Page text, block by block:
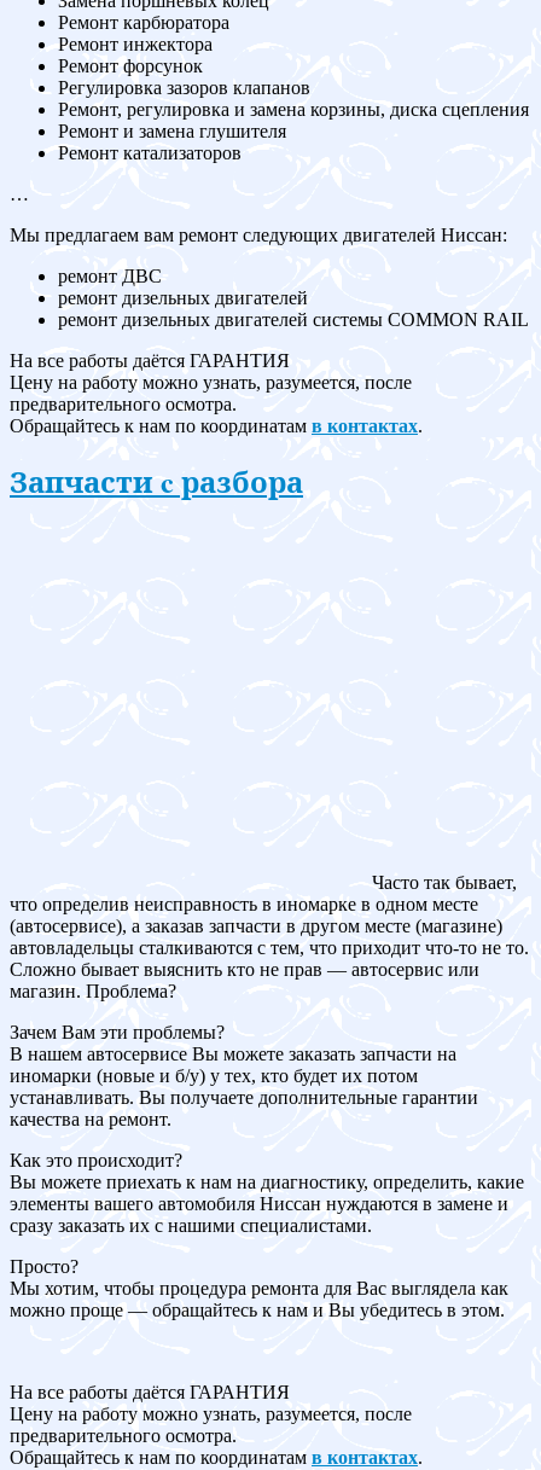
Ремонт карбюратора
Ремонт инжектора
Ремонт форсунок
Регулировка зазоров клапанов
Ремонт, регулировка и замена корзины, диска сцепления
Ремонт и замена глушителя
Ремонт катализаторов
…
Мы предлагаем вам ремонт следующих двигателей Ниссан:
ремонт ДВС
ремонт дизельных двигателей
ремонт дизельных двигателей системы COMMON RAIL
На все работы даётся ГАРАНТИЯ
Цену на работу можно узнать, разумеется, после
предварительного осмотра.
Обращайтесь к нам по координатам в контактах.
Запчасти c разбора
Часто так бывает,
что определив неисправность в иномарке в одном месте
(автосервисе), а заказав запчасти в другом месте (магазине)
автовладельцы сталкиваются с тем, что приходит что-то не то.
Сложно бывает выяснить кто не прав — автосервис или
магазин. Проблема?
Зачем Вам эти проблемы?
В нашем автосервисе Вы можете заказать запчасти на
иномарки (новые и б/у) у тех, кто будет их потом
устанавливать. Вы получаете дополнительные гарантии
качества на ремонт.
Как это происходит?
Вы можете приехать к нам на диагностику, определить, какие
элементы вашего автомобиля Ниссан нуждаются в замене и
сразу заказать их с нашими специалистами.
Просто?
Мы хотим, чтобы процедура ремонта для Вас выглядела как
можно проще — обращайтесь к нам и Вы убедитесь в этом.
На все работы даётся ГАРАНТИЯ
Цену на работу можно узнать, разумеется, после
предварительного осмотра.
Обращайтесь к нам по координатам в контактах.